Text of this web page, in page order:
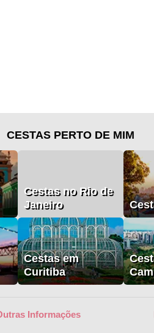
CESTAS PERTO DE MIM
Cestas no Rio de
Janeiro
Cestas em
Curitiba
Informações